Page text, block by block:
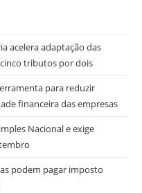
acelera adaptação das
tributos por dois
para reduzir
financeira das empresas
Nacional e exige
podem pagar imposto